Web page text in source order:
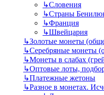
↳Словения
↳Страны
↳Франция
↳Швейцария
↳Золотые монеты
↳Серебряные монеты
↳Монеты в слабах
↳Оптовые лоты,
↳Платежные жетоны
↳Разное в монетах.